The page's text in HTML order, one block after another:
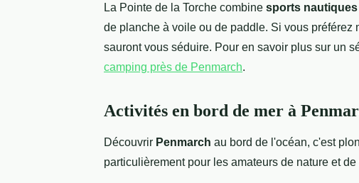
La Pointe de la Torche combine sports nautiques
de planche à voile ou de paddle. Si vous préférez
sauront vous séduire. Pour en savoir plus sur un
camping près de Penmarch.
Activités en bord de mer à
Découvrir Penmarch au bord de l'océan, c'est
particulièrement pour les amateurs de nature et